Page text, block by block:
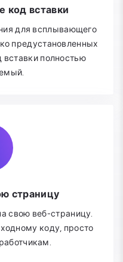
код вставки
для всплывающего
предустановленных
вставки полностью
страницу
свою веб-страницу.
коду, просто